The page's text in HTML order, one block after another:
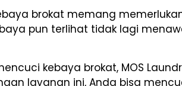
brokat memang
pun terlihat tidak lagi
kebaya brokat, MOS
layanan ini, Anda bisa